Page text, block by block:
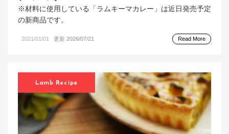
※材料に使用している「ラムキーマカレー」は近日発売予定
の新商品です。
2021/01/01 更新 2026/07/21 Read More
Lamb Recipe